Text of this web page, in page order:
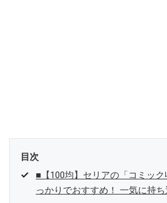
目次
■【100均】セリアの「コミッ
っかりでおすすめ！ 一気に持